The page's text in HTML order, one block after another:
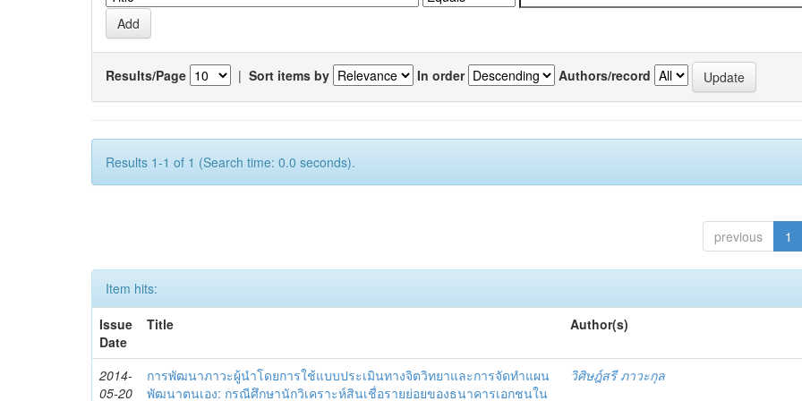
Results/Page | Sort items by In order Authors/record
Results 1-1 of 1 (Search time: 0.0 seconds).
previous 1
Item hits:
Issue
Date
Title Author(s)
2014-
05-20
การพัฒนาภาวะผู้นำโดยการใช้แบบประเมินทางจิตวิทยาและการจัดทำแผน
พัฒนาตนเอง: กรณีศึกษานักวิเคราะห์สินเชื่อรายย่อยของธนาคารเอกชนใน
วิศิษฎ์สรี ภาวะกุล